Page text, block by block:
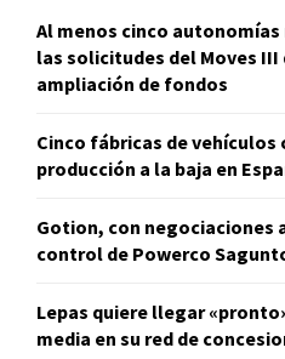
Al menos cinco
las solicitudes del Moves III
ampliación de fondos
Cinco fábricas de
producción a la baja en
Gotion, con negociaciones
control de Powerco
Lepas quiere llegar
media en su red de